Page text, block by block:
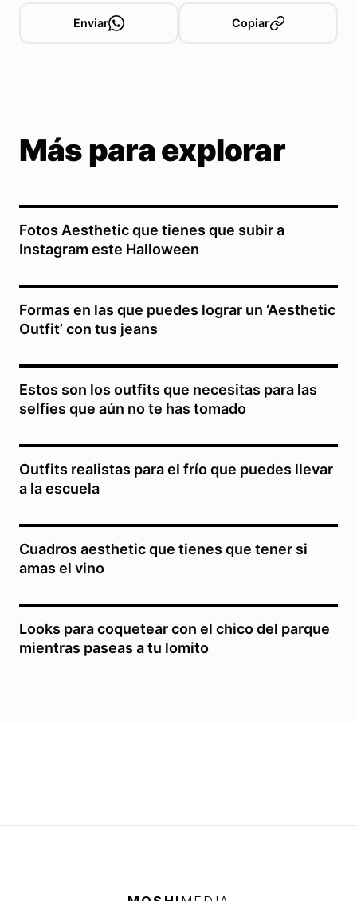
Enviar Copiar
Más para explorar
Fotos Aesthetic que tienes que subir a
Instagram este Halloween
Formas en las que puedes lograr un ‘Aesthetic
Outfit’ con tus jeans
Estos son los outfits que necesitas para las
selfies que aún no te has tomado
Outfits realistas para el frío que puedes llevar
a la escuela
Cuadros aesthetic que tienes que tener si
amas el vino
Looks para coquetear con el chico del parque
mientras paseas a tu lomito